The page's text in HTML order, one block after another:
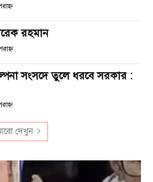
রহমান
সংসদে তুলে ধরবে সরকার :
দেখুন